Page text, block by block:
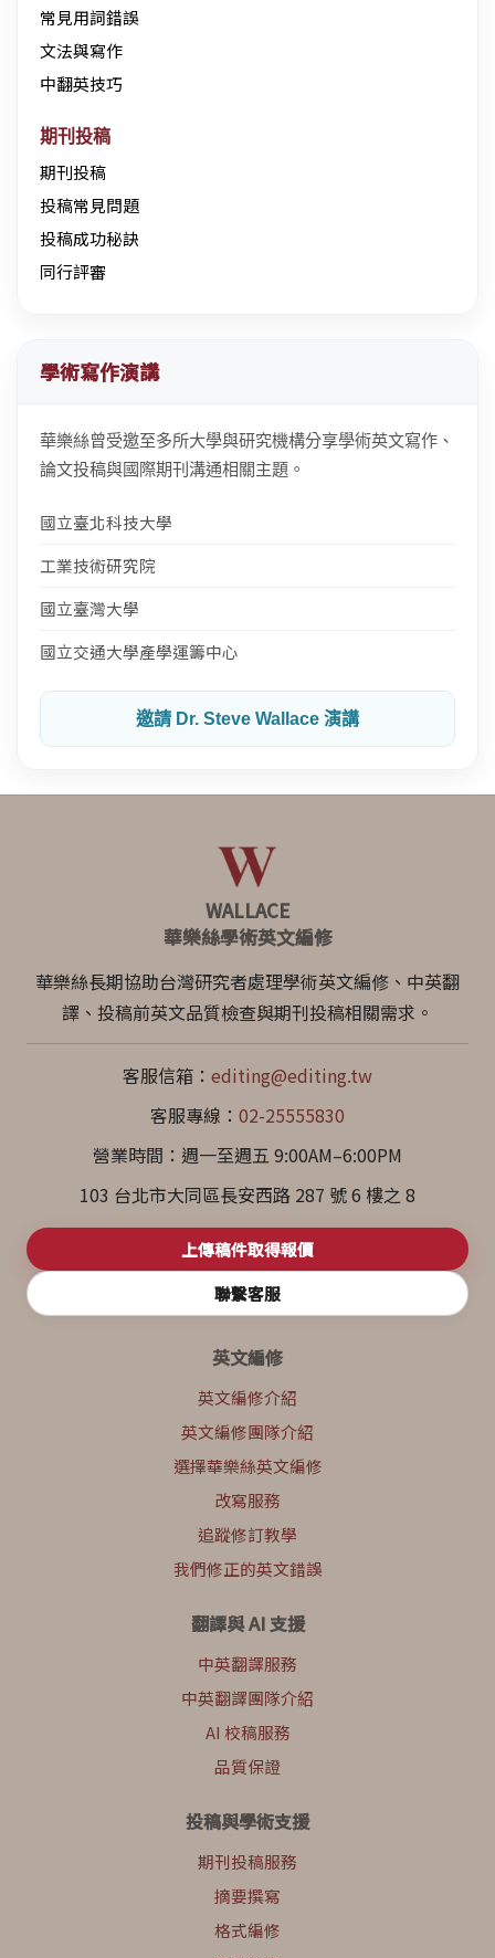
常見用詞錯誤
文法與寫作
中翻英技巧
期刊投稿
期刊投稿
投稿常見問題
投稿成功秘訣
同行評審
學術寫作演講
華樂絲曾受邀至多所大學與研究機構分享學術英文寫作、
論文投稿與國際期刊溝通相關主題。
國立臺北科技大學
工業技術研究院
國立臺灣大學
國立交通大學產學運籌中心
邀請 Dr. Steve Wallace 演講
WALLACE
華樂絲學術英文編修
華樂絲長期協助台灣研究者處理學術英文編修、中英翻
譯、投稿前英文品質檢查與期刊投稿相關需求。
客服信箱： editing@editing.tw
客服專線： 02-25555830
營業時間：週一至週五 9:00AM–6:00PM
103 台北市大同區長安西路 287 號 6 樓之 8
上傳稿件取得報價
聯繫客服
英文編修
英文編修介紹
英文編修團隊介紹
選擇華樂絲英文編修
改寫服務
追蹤修訂教學
我們修正的英文錯誤
翻譯與 AI 支援
中英翻譯服務
中英翻譯團隊介紹
AI 校稿服務
品質保證
投稿與學術支援
期刊投稿服務
摘要撰寫
格式編修